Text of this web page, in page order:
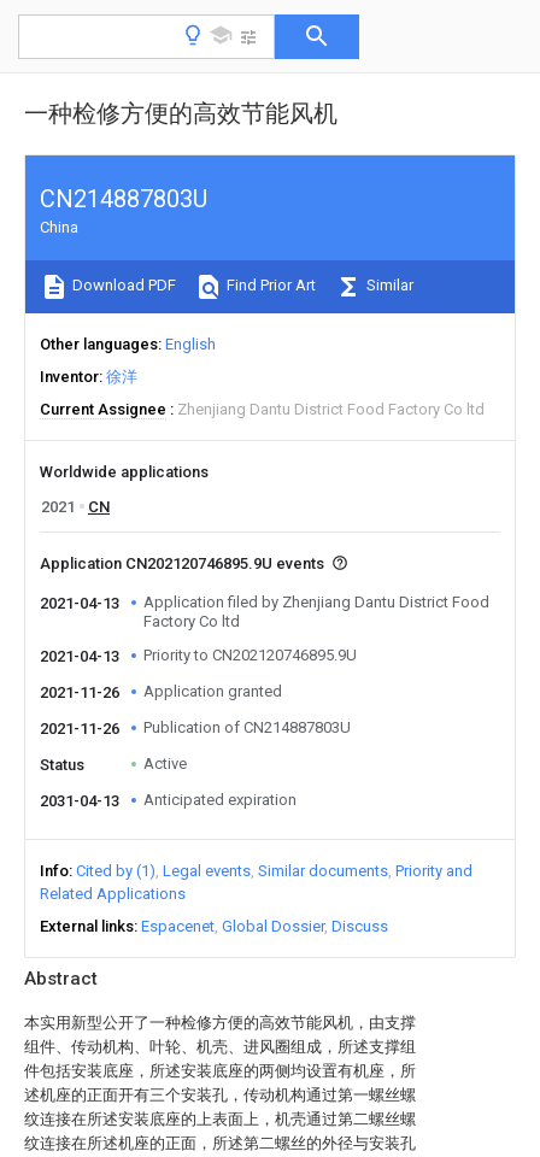
一种检修方便的高效节能风机
Abstract
本实用新型公开了一种检修方便的高效节能风机，由支撑
组件、传动机构、叶轮、机壳、进风圈组成，所述支撑组
件包括安装底座，所述安装底座的两侧均设置有机座，所
述机座的正面开有三个安装孔，传动机构通过第一螺丝螺
纹连接在所述安装底座的上表面上，机壳通过第二螺丝螺
纹连接在所述机座的正面，所述第二螺丝的外径与安装孔
CN214887803U
China
Download PDF Find Prior Art Similar
Other languages English
Inventor 徐洋
Current Assignee
Zhenjiang Dantu District Food Factory Co ltd
Worldwide applications
2021
CN
Application CN202120746895.9U events
2021-04-13
Application filed by Zhenjiang Dantu District Food
Factory Co ltd
2021-04-13
Priority to CN202120746895.9U
2021-11-26 Application granted
2021-11-26 Publication of CN214887803U
Status Active
2031-04-13 Anticipated expiration
Info Cited by (1) Legal events Similar documents Priority and
Related Applications
External links Espacenet Global Dossier Discuss